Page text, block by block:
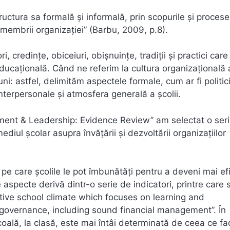
sa formală și informală, prin scopurile și
organizației” (Barbu, 2009, p.8).
credințe, obiceiuri, obișnuințe, tradiții și practici care
Când ne referim la cultura organizațională
astfel, delimităm aspectele formale, cum ar fi
și atmosfera generală a școlii.
& Leadership: Evidence Review” am selectat o
școlar asupra învățării și dezvoltării organizațiilor
care școlile le pot îmbunătăți pentru a deveni mai
derivă dintr-o serie de indicatori, printre care
school climate which focuses on learning and
including sound financial management”. În
la clasă, este mai întâi determinată de ceea ce